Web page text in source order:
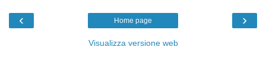
‹ ›
Home page
Visualizza versione web